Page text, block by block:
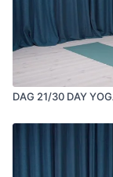
DAG 21/30 DAY